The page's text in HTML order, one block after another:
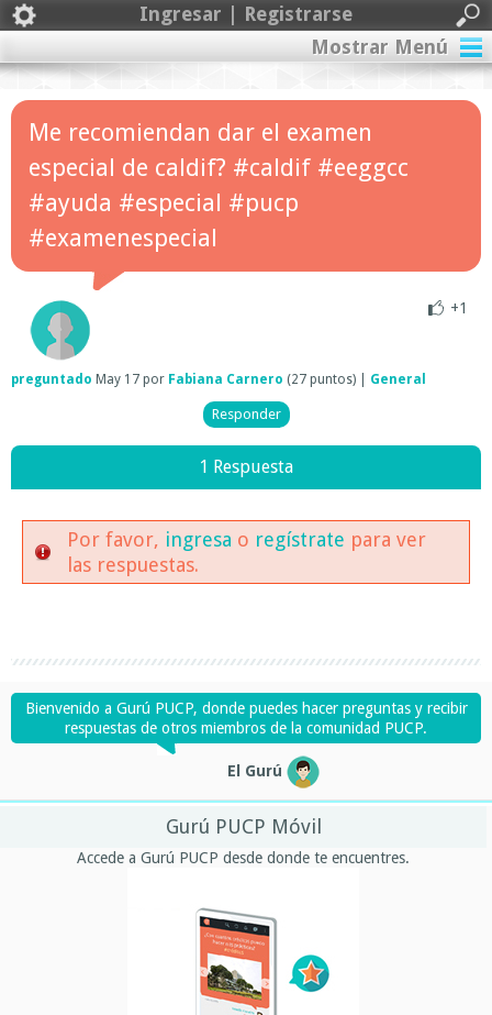
Ingresar | Registrarse
Mostrar Menú
Me recomiendan dar el examen
especial de caldif? #caldif #eeggcc
#ayuda #especial #pucp
#examenespecial
+1
preguntado May 17 por Fabiana Carnero (27 puntos) General
1 Respuesta
Por favor, ingresa o regístrate para ver
las respuestas.
Bienvenido a Gurú PUCP, donde puedes hacer preguntas y recibir
respuestas de otros miembros de la comunidad PUCP.
El Gurú
Gurú PUCP Móvil
Accede a Gurú PUCP desde donde te encuentres.